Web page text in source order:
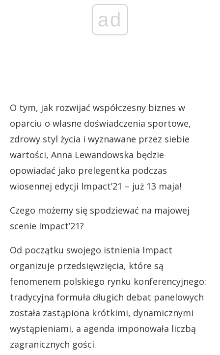
ad
O tym, jak rozwijać współczesny biznes w
oparciu o własne doświadczenia sportowe,
zdrowy styl życia i wyznawane przez siebie
wartości, Anna Lewandowska będzie
opowiadać jako prelegentka podczas
wiosennej edycji Impact’21 – już 13 maja!
Czego możemy się spodziewać na majowej
scenie Impact’21?
Od początku swojego istnienia Impact
organizuje przedsięwzięcia, które są
fenomenem polskiego rynku konferencyjnego:
tradycyjna formuła długich debat panelowych
została zastąpiona krótkimi, dynamicznymi
wystąpieniami, a agenda imponowała liczbą
zagranicznych gości.